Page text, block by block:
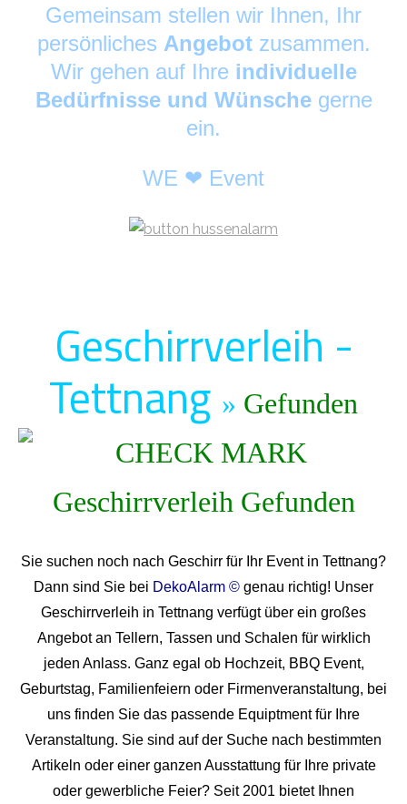
Gemeinsam stellen wir Ihnen, Ihr
persönliches Angebot zusammen.
Wir gehen auf Ihre individuelle
Bedürfnisse und Wünschegerne
ein.
WE ❤ Event
Geschirrverleih -
Tettnang » Gefunden
Sie suchen noch nach Geschirr für Ihr Event in Tettnang?
Dann sind Sie bei DekoAlarm © genau richtig! Unser
Geschirrverleih in Tettnang verfügt über ein großes
Angebot an Tellern, Tassen und Schalen für wirklich
jeden Anlass. Ganz egal ob Hochzeit, BBQ Event,
Geburtstag, Familienfeiern oder Firmenveranstaltung, bei
uns finden Sie das passende Equiptment für Ihre
Veranstaltung. Sie sind auf der Suche nach bestimmten
Artikeln oder einer ganzen Ausstattung für Ihre private
oder gewerbliche Feier? Seit 2001 bietet Ihnen